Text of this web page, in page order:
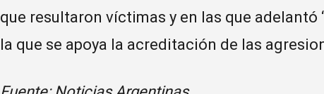
que resultaron víctimas y en las que adelantó
la que se apoya la acreditación de las